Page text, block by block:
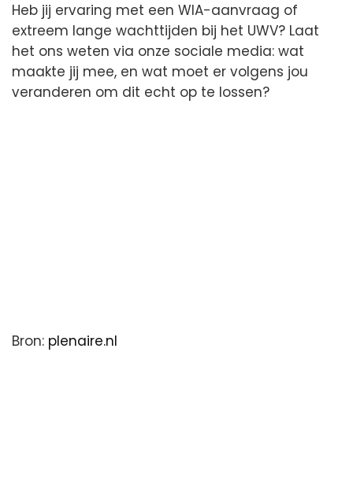
Heb jij ervaring met een WIA-aanvraag of
extreem lange wachttijden bij het UWV? Laat
het ons weten via onze sociale media: wat
maakte jij mee, en wat moet er volgens jou
veranderen om dit echt op te lossen?
Bron: plenaire.nl